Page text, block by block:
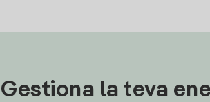
Gestiona la teva